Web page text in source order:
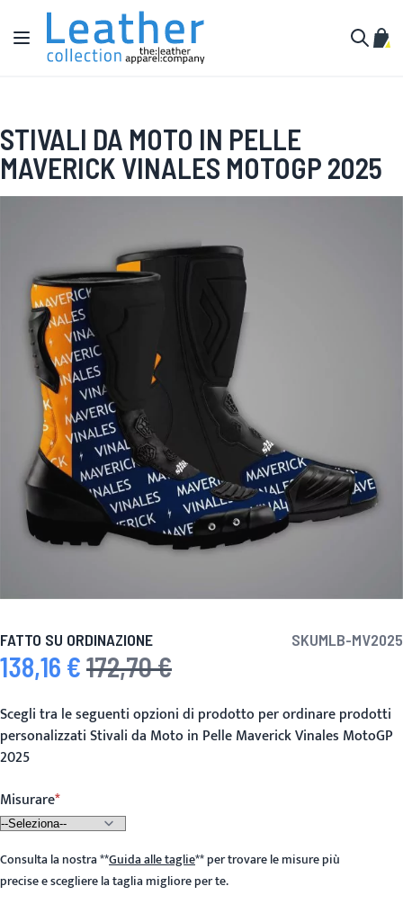
Salta al contenuto
Toggle Nav
STIVALI DA MOTO IN PELLE
MAVERICK VINALES MOTOGP 2025
FATTO SU ORDINAZIONE SKUMLB-MV2025
Prezzo speciale
138,16 € Prezzo predefinito
172,70 €
Scegli tra le seguenti opzioni di prodotto per ordinare prodotti
personalizzati Stivali da Moto in Pelle Maverick Vinales MotoGP
2025
Misurare
Consulta la nostra**Guida alle taglie**per trovare le misure più
precise e scegliere la taglia migliore per te.